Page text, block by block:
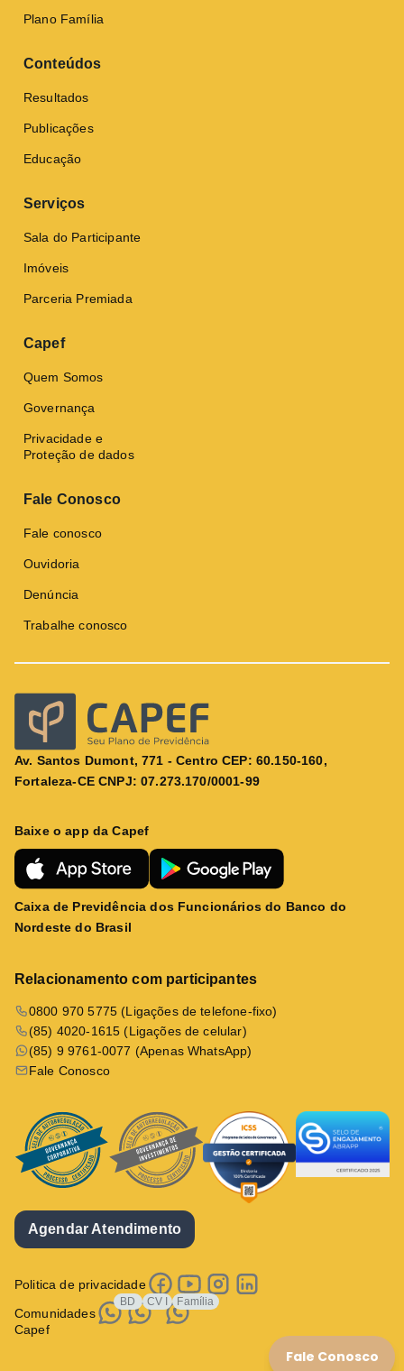
Plano Família
Conteúdos
Resultados
Publicações
Educação
Serviços
Sala do Participante
Imóveis
Parceria Premiada
Capef
Quem Somos
Governança
Privacidade e
Proteção de dados
Fale Conosco
Fale conosco
Ouvidoria
Denúncia
Trabalhe conosco
Av. Santos Dumont, 771 - Centro CEP: 60.150-160,
Fortaleza-CE CNPJ: 07.273.170/0001-99
Baixe o app da Capef
Caixa de Previdência dos Funcionários do Banco do
Nordeste do Brasil
Relacionamento com participantes
0800 970 5775 (Ligações de telefone-fixo)
(85) 4020-1615 (Ligações de celular)
(85) 9 9761-0077 (Apenas WhatsApp)
Fale Conosco
Agendar Atendimento
Politica de privacidade
Comunidades
Capef
BD CV I Família